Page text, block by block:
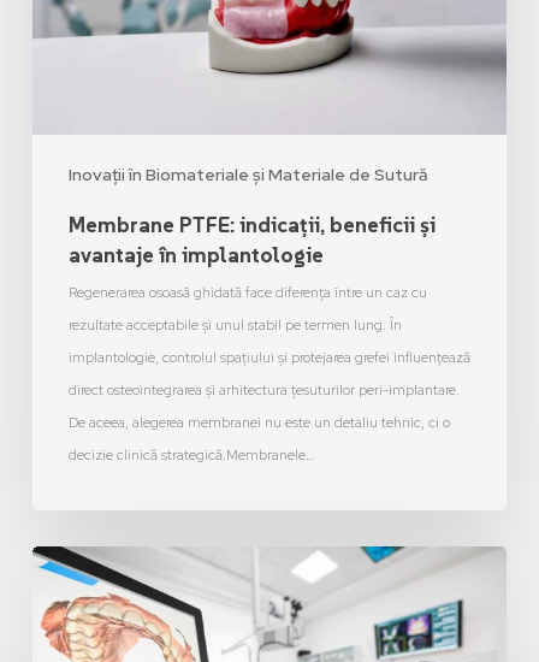
Inovații în Biomateriale și Materiale de Sutură
Membrane PTFE: indicații, beneficii și
avantaje în implantologie
Regenerarea osoasă ghidată face diferența între un caz cu
rezultate acceptabile și unul stabil pe termen lung. În
implantologie, controlul spațiului și protejarea grefei influențează
direct osteointegrarea și arhitectura țesuturilor peri-implantare.
De aceea, alegerea membranei nu este un detaliu tehnic, ci o
decizie clinică strategică.Membranele…